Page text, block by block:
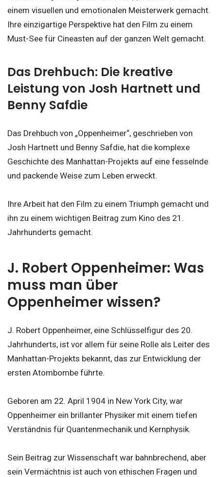
einem visuellen und emotionalen Meisterwerk gemacht.
Ihre einzigartige Perspektive hat den Film zu einem
Must-See für Cineasten auf der ganzen Welt gemacht.
Das Drehbuch: Die kreative
Leistung von Josh Hartnett und
Benny Safdie
Das Drehbuch von „Oppenheimer“, geschrieben von
Josh Hartnett und Benny Safdie, hat die komplexe
Geschichte des Manhattan-Projekts auf eine fesselnde
und packende Weise zum Leben erweckt.
Ihre Arbeit hat den Film zu einem Triumph gemacht und
ihn zu einem wichtigen Beitrag zum Kino des 21.
Jahrhunderts gemacht.
J. Robert Oppenheimer: Was
muss man über
Oppenheimer wissen?
J. Robert Oppenheimer, eine Schlüsselfigur des 20.
Jahrhunderts, ist vor allem für seine Rolle als Leiter des
Manhattan-Projekts bekannt, das zur Entwicklung der
ersten Atombombe führte.
Geboren am 22. April 1904 in New York City, war
Oppenheimer ein brillanter Physiker mit einem tiefen
Verständnis für Quantenmechanik und Kernphysik.
Sein Beitrag zur Wissenschaft war bahnbrechend, aber
sein Vermächtnis ist auch von ethischen Fragen und